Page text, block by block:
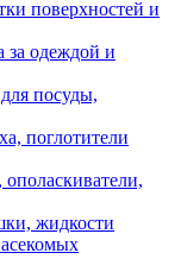
поверхностей и
за одеждой и
посуды,
поглотители
жидкости